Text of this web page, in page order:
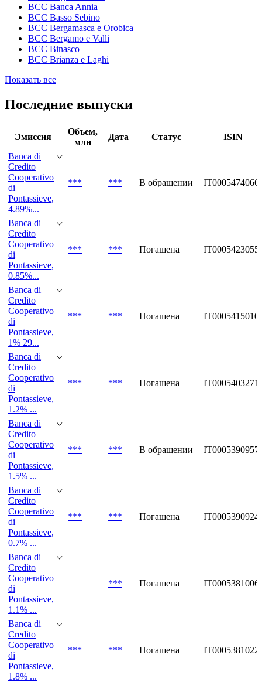
BCC Banca Annia
BCC Basso Sebino
BCC Bergamasca e Orobica
BCC Bergamo e Valli
BCC Binasco
BCC Brianza e Laghi
Показать все
Последние выпуски
Эмиссия
Объем,
млн
Дата Статус
ISIN
Banca di
Credito
Cooperativo
di
Pontassieve,
4.89%...
*** *** В обращении IT0005474066
Banca di
Credito
Cooperativo
di
Pontassieve,
0.85%...
*** *** Погашена IT0005423055
Banca di
Credito
Cooperativo
di
Pontassieve,
1% 29...
*** *** Погашена IT0005415010
Banca di
Credito
Cooperativo
di
Pontassieve,
1.2% ...
*** *** Погашена IT0005403271
Banca di
Credito
Cooperativo
di
Pontassieve,
1.5% ...
*** *** В обращении IT0005390957
Banca di
Credito
Cooperativo
di
Pontassieve,
0.7% ...
*** *** Погашена IT0005390924
Banca di
Credito
Cooperativo
di
Pontassieve,
1.1% ...
*** Погашена IT0005381006
Banca di
Credito
Cooperativo
di
Pontassieve,
1.8% ...
*** *** Погашена IT0005381022